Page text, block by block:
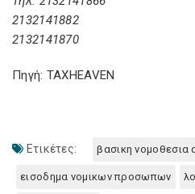
2132141882
2132141870
Πηγή: TAXHEAVEN
Ετικέτες: βασικη νομοθεσια
εισοδημα νομικων προσωπων